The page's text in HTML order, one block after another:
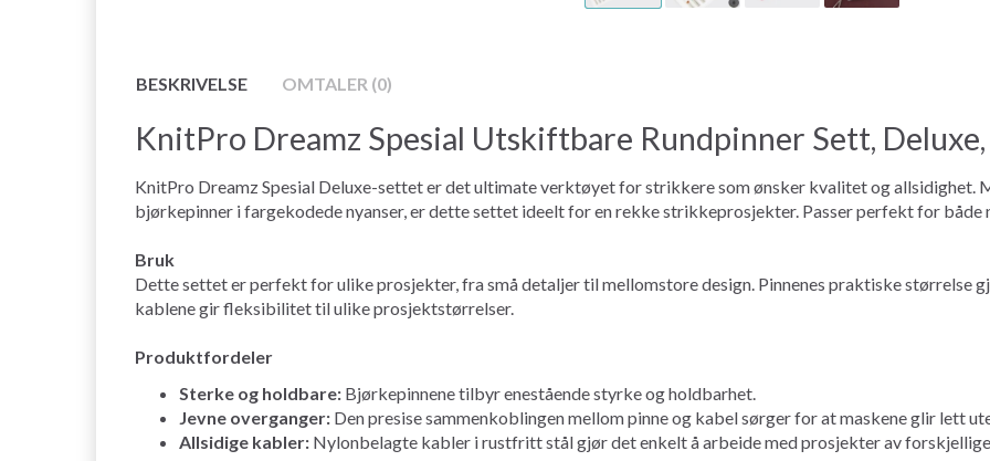
BESKRIVELSE OMTALER (0)
KnitPro Dreamz Spesial Utskiftbare Rundpinner Sett,
KnitPro Dreamz Spesial Deluxe-settet er det ultimate verktøyet for strikkere som ønsker kvalitet og allsidighet.
bjørkepinner i fargekodede nyanser, er dette settet ideelt for en rekke strikkeprosjekter. Passer perfekt for både
Bruk
Dette settet er perfekt for ulike prosjekter, fra små detaljer til mellomstore design. Pinnenes praktiske størrelse
kablene gir fleksibilitet til ulike prosjektstørrelser.
Produktfordeler
Sterke og holdbare: Bjørkepinnene tilbyr enestående styrke og holdbarhet.
Jevne overganger: Den presise sammenkoblingen mellom pinne og kabel sørger for at maskene glir lett
Allsidige kabler: Nylonbelagte kabler i rustfritt stål gjør det enkelt å arbeide med prosjekter av